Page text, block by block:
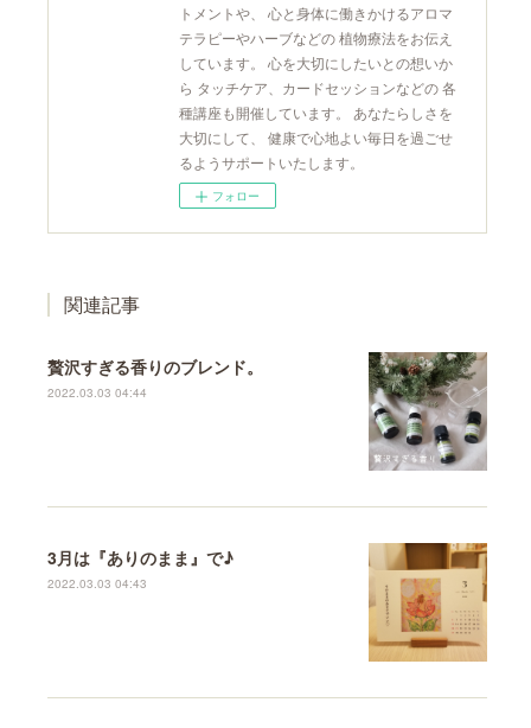
トメントや、 心と身体に働きかけるアロマ
テラピーやハーブなどの 植物療法をお伝え
しています。 心を大切にしたいとの想いか
ら タッチケア、カードセッションなどの 各
種講座も開催しています。 あなたらしさを
大切にして、 健康で心地よい毎日を過ごせ
るようサポートいたします。
フォロー
関連記事
贅沢すぎる香りのブレンド。
2022.03.03 04:44
3月は『ありのまま』で♪
2022.03.03 04:43